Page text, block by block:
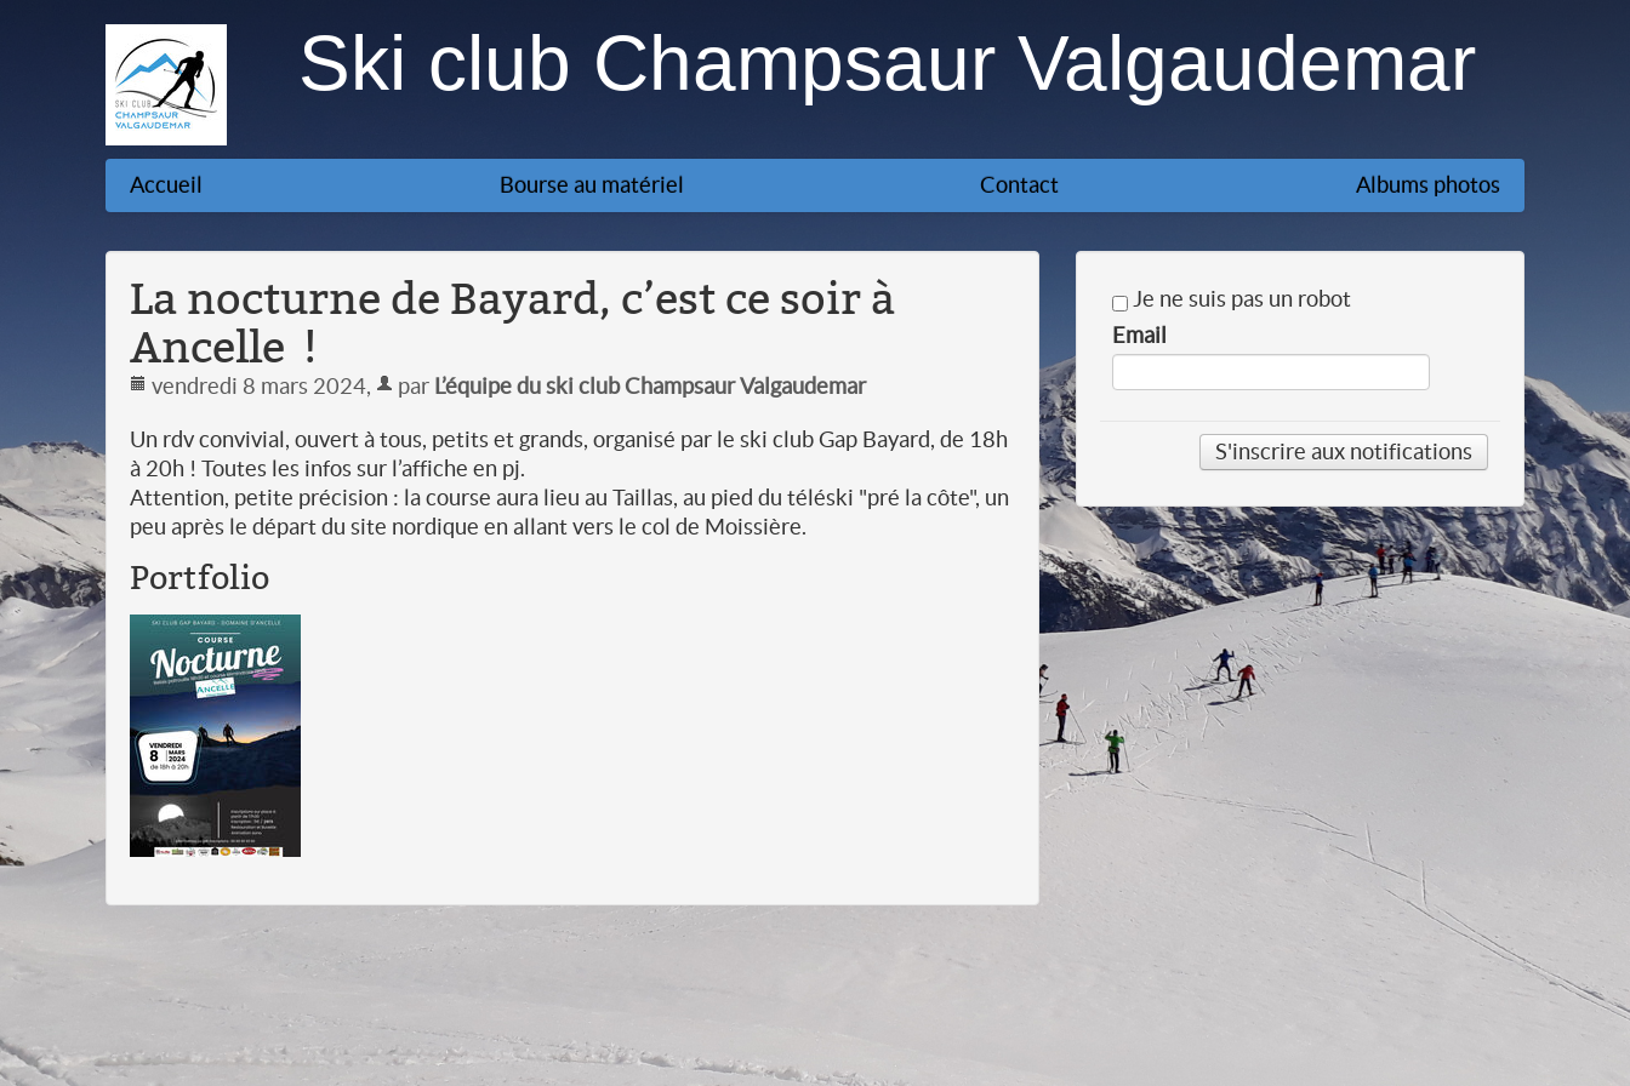
Ski club Champsaur Valgaudemar
Accueil Bourse au matériel Contact Albums photos
La nocturne de Bayard, c’est ce soir à
Ancelle !
vendredi 8 mars 2024, par L’équipe du ski club Champsaur Valgaudemar
Un rdv convivial, ouvert à tous, petits et grands, organisé par le ski club Gap Bayard, de 18h
à 20h ! Toutes les infos sur l’affiche en pj.
Attention, petite précision : la course aura lieu au Taillas, au pied du téléski "pré la côte", un
peu après le départ du site nordique en allant vers le col de Moissière.
Portfolio
Je ne suis pas un robot
Email